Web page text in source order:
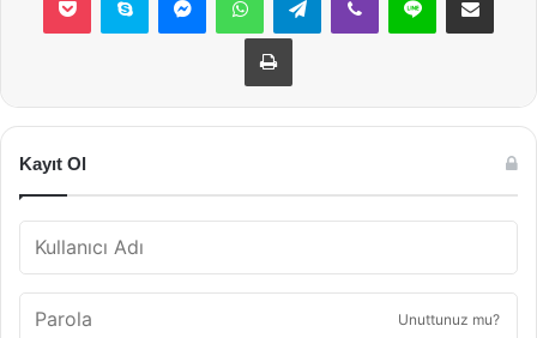
Yazdır
Kayıt Ol
Unuttunuz mu?